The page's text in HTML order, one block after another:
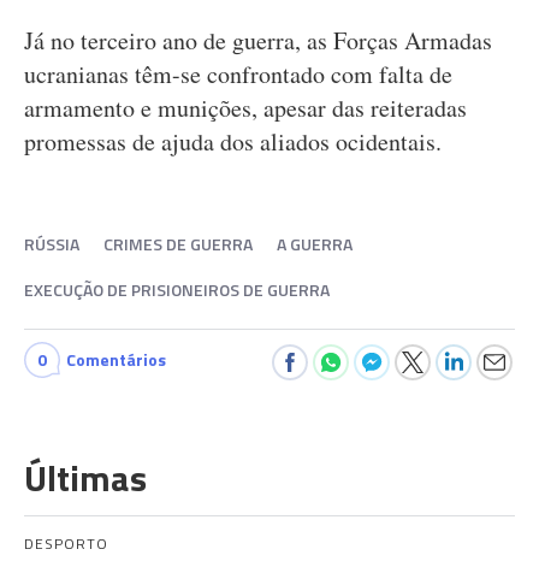
Já no terceiro ano de guerra, as Forças Armadas
ucranianas têm-se confrontado com falta de
armamento e munições, apesar das reiteradas
promessas de ajuda dos aliados ocidentais.
RÚSSIA CRIMES DE GUERRA
A GUERRA
EXECUÇÃO DE PRISIONEIROS DE GUERRA
0 Comentários
Últimas
DESPORTO